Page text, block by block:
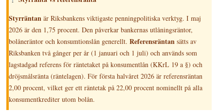
Styrräntan är Riksbankens viktigaste penningpolitiska verktyg. I maj
2026 är den 1,75 procent. Den påverkar bankernas utlåningsräntor,
bolåneräntor och konsumtionslån generellt.Referensräntan sätts av
Riksbanken två gånger per år (1 januari och 1 juli) och används som
lagstadgad referens för räntetaket på konsumentlån (KKrL 19 a §) och
dröjsmålsränta (räntelagen). För första halvåret 2026 är referensräntan
2,00 procent, vilket ger ett räntetak på 22,00 procent nominellt på alla
konsumentkrediter utom bolån.